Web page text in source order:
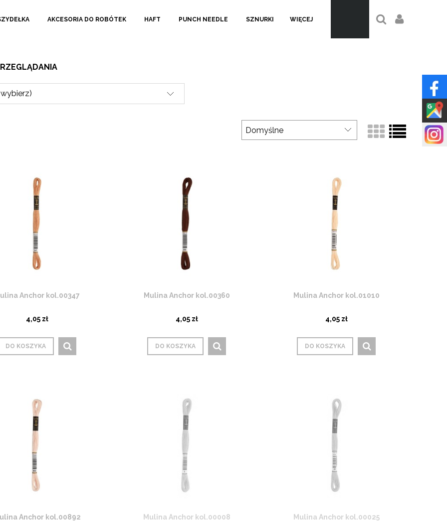
AKCESORIA DO ROBÓTEK HAFT PUNCH NEEDLE SZNURKI WIĘCEJ
Anchor kol.00347
4,05 zł
DO KOSZYKA
Mulina Anchor kol.00360
4,05 zł
DO KOSZYKA
Mulina Anchor kol.01010
4,05 zł
DO KOSZYKA
Anchor kol.00892 Mulina Anchor kol.00008 Mulina Anchor kol.00025